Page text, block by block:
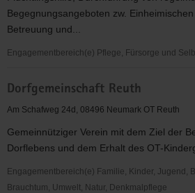
eV
Begegnungsangeboten zw.
Betreuung und...
Engagementbereich(e) Pflege, Fürsorge und
Fabrik
CVJM
Dorfgemeinschaft Reuth
Am Schafweg 24d, 08496 Neumark OT Reuth
Gemeinnütziger Verein mit dem Ziel der
Dorflebens und dem Erhalt des OT-
Engagementbereich(e) Familie, Kinder, Jugend,
Brauchtum, Umwelt, Natur, Denkmalpflege